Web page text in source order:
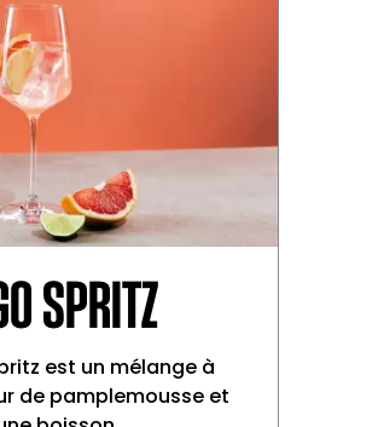
SPRITZ
est un mélange à
de pamplemousse et